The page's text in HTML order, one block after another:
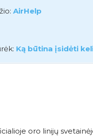
AirHelp
Ką būtina įsidėti
oro linijų